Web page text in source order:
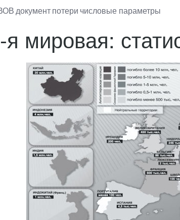
документпотери числовые параметры
я мировая: